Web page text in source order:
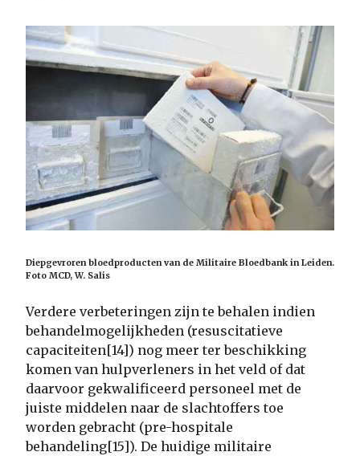
Diepgevroren bloedproducten van de Militaire Bloedbank in Leiden.
Foto MCD, W. Salis
Verdere verbeteringen zijn te behalen indien
behandelmogelijkheden (resuscitatieve
capaciteiten[14]) nog meer ter beschikking
komen van hulpverleners in het veld of dat
daarvoor gekwalificeerd personeel met de
juiste middelen naar de slachtoffers toe
worden gebracht (pre-hospitale
behandeling[15]). De huidige militaire